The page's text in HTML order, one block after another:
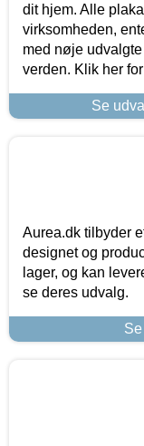
dit hjem. Alle
virksomheden,
med nøje
verden. Klik her
Se
Aurea.dk tilbyder
designet og
lager, og kan
se deres udvalg.